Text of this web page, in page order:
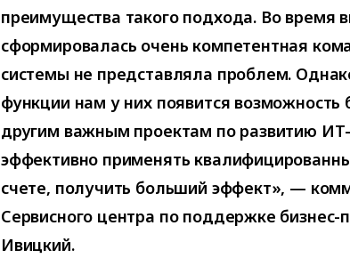
преимущества такого подхода. Во время
сформировалась очень компетентная
системы не представляла проблем.
функции нам у них появится
другим важным проектам по развитию
эффективно применять
счете, получить больший эффект», —
Сервисного центра по поддержке
Ивицкий.